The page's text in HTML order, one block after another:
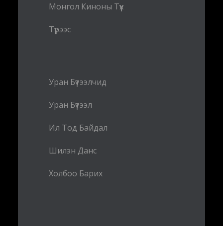
Монгол Киноны Түүх
Түрээс
Уран Бүтээлчид
Уран Бүтээл
Ил Тод Байдал
Шилэн Данс
Холбоо Барих